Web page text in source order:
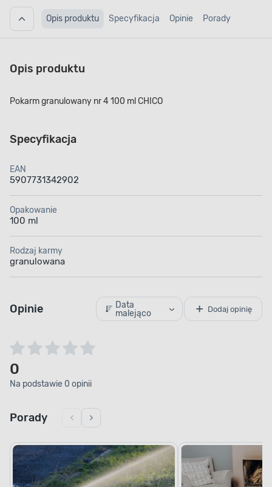
Opis produktu Specyfikacja Opinie Porady
Opis produktu
Pokarm granulowany nr 4 100 ml CHICO
Specyfikacja
EAN
5907731342902
Opakowanie
100 ml
Rodzaj karmy
granulowana
Opinie
Data
malejąco
Dodaj opinię
0
Na podstawie 0 opinii
Porady